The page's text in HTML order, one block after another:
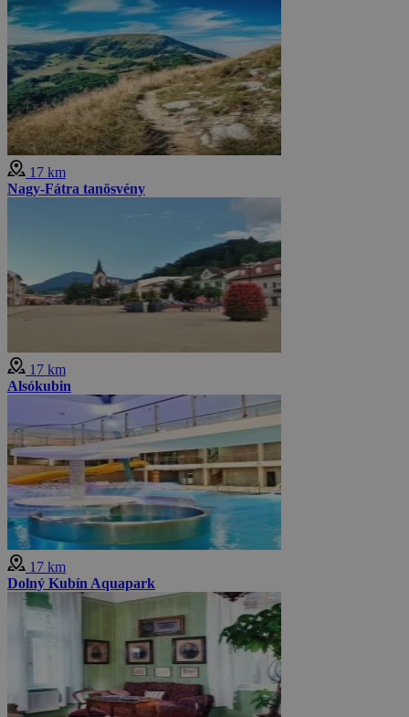
17 km
Nagy-Fátra tanösvény
17 km
Alsókubin
17 km
Dolný Kubín Aquapark